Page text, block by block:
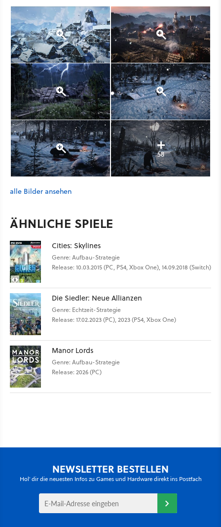
58
alle Bilder ansehen
ÄHNLICHE SPIELE
Cities: Skylines
Genre: Aufbau-Strategie
Release: 10.03.2015 (PC, PS4, Xbox One), 14.09.2018 (Switch)
Die Siedler: Neue Allianzen
Genre: Echtzeit-Strategie
Release: 17.02.2023 (PC), 2023 (PS4, Xbox One)
Manor Lords
Genre: Aufbau-Strategie
Release: 2026 (PC)
NEWSLETTER BESTELLEN
Hol' dir die neuesten Infos zu Games und Hardware direkt ins Postfach